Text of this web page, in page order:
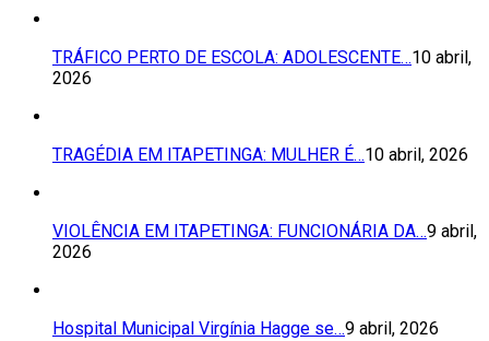
TRÁFICO PERTO DE ESCOLA: ADOLESCENTE…10 abril,
2026
TRAGÉDIA EM ITAPETINGA: MULHER É…10 abril, 2026
VIOLÊNCIA EM ITAPETINGA: FUNCIONÁRIA DA…9 abril,
2026
Hospital Municipal Virgínia Hagge se…9 abril, 2026